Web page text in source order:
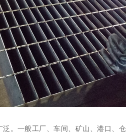
。一般工厂、车间、矿山、港口、仓